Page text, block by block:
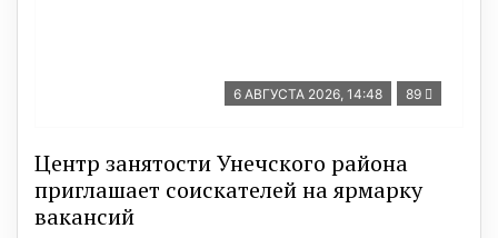
6 АВГУСТА 2026, 14:48 89
Центр занятости Унечского района
приглашает соискателей на ярмарку
вакансий